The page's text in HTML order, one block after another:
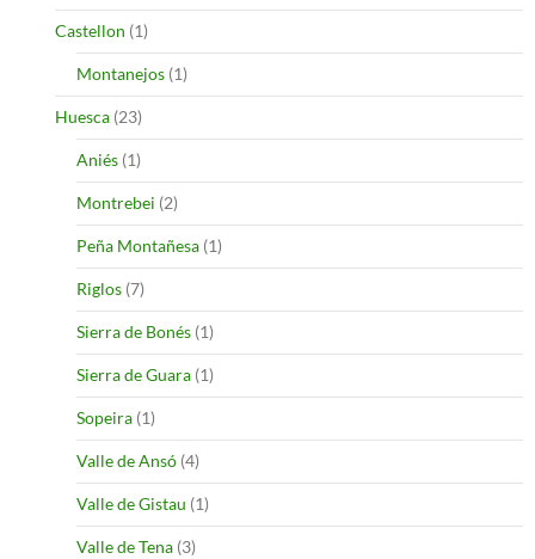
Castellon (1)
Montanejos (1)
Huesca (23)
Aniés (1)
Montrebei (2)
Peña Montañesa (1)
Riglos (7)
Sierra de Bonés (1)
Sierra de Guara (1)
Sopeira (1)
Valle de Ansó (4)
Valle de Gistau (1)
Valle de Tena (3)